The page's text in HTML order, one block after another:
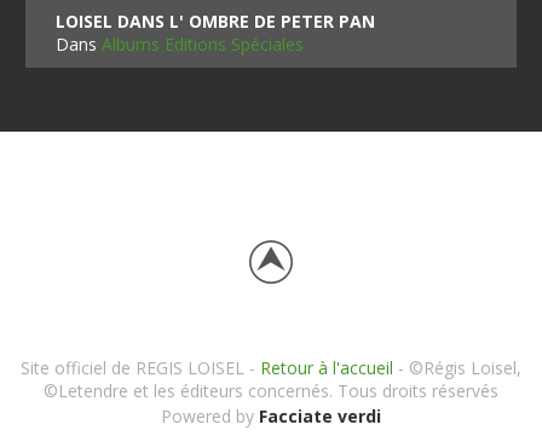
LOISEL DANS L' OMBRE DE PETER PAN
DansAlbums Editions Spéciales
Site officiel de REGIS LOISEL - Retour à l'accueil - ©Régis Loisel,
©Letendre et les éditeurs concernés. Tous droits réservés
Powered by Facciate verdi